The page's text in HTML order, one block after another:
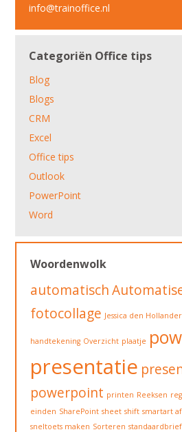
info@trainoffice.nl
Categoriën Office tips
Blog
Blogs
CRM
Excel
Office tips
Outlook
PowerPoint
Word
Woordenwolk
automatisch
fotocollage Jessica den Hollander
handtekening Overzicht plaatje
presentatie
powerpoint printen Reeksen
einden SharePoint sheet shift smartart
sneltoets maken Sorteren standaardbrief